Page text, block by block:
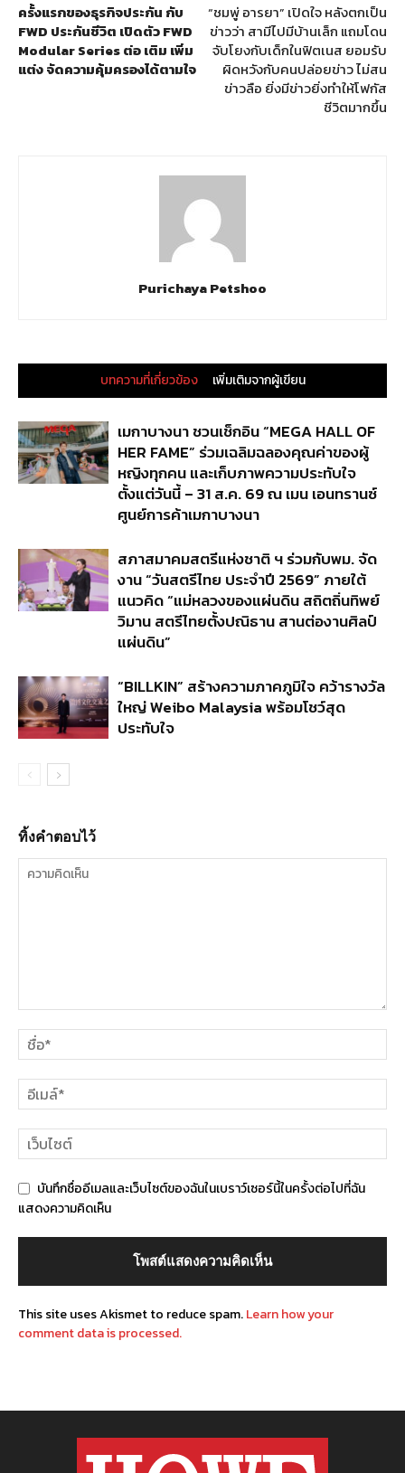
ครั้งแรกของธุรกิจประกัน กับ
FWD ประกันชีวิต เปิดตัว FWD
Modular Series ต่อ เติม เพิ่ม
แต่ง จัดความคุ้มครองได้ตามใจ
“ชมพู่ อารยา” เปิดใจ หลังตกเป็น
ข่าวว่า สามีไปมีบ้านเล็ก แถมโดน
จับโยงกับเด็กในฟิตเนส ยอมรับ
ผิดหวังกับคนปล่อยข่าว ไม่สน
ข่าวลือ ยิ่งมีข่าวยิ่งทำให้โฟกัส
ชีวิตมากขึ้น
Purichaya Petshoo
บทความที่เกี่ยวข้อง เพิ่มเติมจากผู้เขียน
เมกาบางนา ชวนเช็กอิน “MEGA HALL OF
HER FAME” ร่วมเฉลิมฉลองคุณค่าของผู้
หญิงทุกคน และเก็บภาพความประทับใจ
ตั้งแต่วันนี้ – 31 ส.ค. 69 ณ เมน เอนทรานซ์
ศูนย์การค้าเมกาบางนา
สภาสมาคมสตรีแห่งชาติ ฯ ร่วมกับพม. จัด
งาน “วันสตรีไทย ประจำปี 2569” ภายใต้
แนวคิด “แม่หลวงของแผ่นดิน สถิตถิ่นทิพย์
วิมาน สตรีไทยตั้งปณิธาน สานต่องานศิลป์
แผ่นดิน”
“BILLKIN” สร้างความภาคภูมิใจ คว้ารางวัล
ใหญ่ Weibo Malaysia พร้อมโชว์สุด
ประทับใจ
ทิ้งคำตอบไว้
บันทึกชื่ออีเมลและเว็บไซต์ของฉันในเบราว์เซอร์นี้ในครั้งต่อไปที่ฉัน
แสดงความคิดเห็น
This site uses Akismet to reduce spam.Learn how your
comment data is processed.